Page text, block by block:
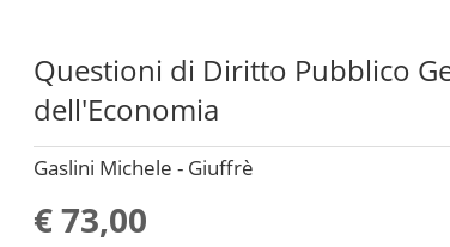
Questioni di Diritto Pubblico
dell'Economia
Gaslini Michele - Giuffrè
€ 73,00